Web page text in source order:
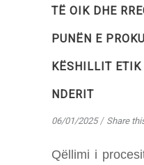
TË OIK DHE
PUNËN E
KËSHILLIT
NDERIT
06/01/2025 Share
Qëllimi i